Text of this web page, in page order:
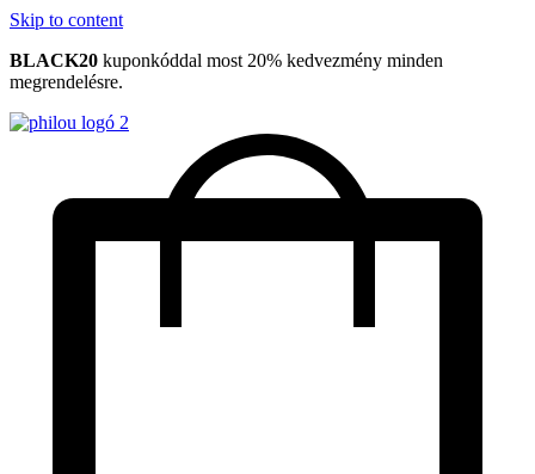
Skip to content
BLACK20 kuponkóddal most 20% kedvezmény minden
megrendelésre.